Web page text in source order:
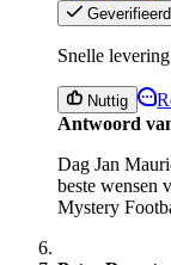
Geverifieerd
Snelle
Nuttig
Antwoord
Dag Jan
beste wensen
Mystery